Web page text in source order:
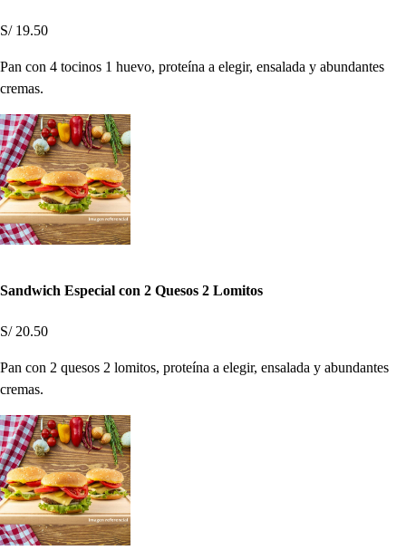
S/ 19.50
Pan con 4 tocinos 1 huevo, proteína a elegir, ensalada y abundantes
cremas.
Sandwich Especial con 2 Quesos 2 Lomitos
S/ 20.50
Pan con 2 quesos 2 lomitos, proteína a elegir, ensalada y abundantes
cremas.